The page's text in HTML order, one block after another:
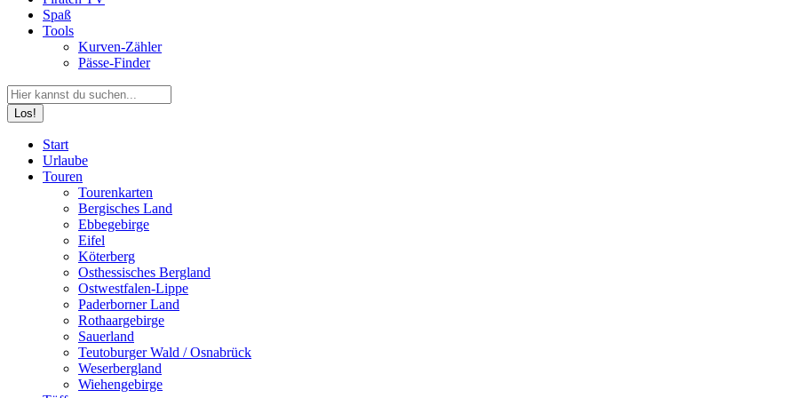
Spaß
Tools
Kurven-Zähler
Pässe-Finder
Search:
page
opens
page
opens
page
opens
Start
Urlaube
Touren
Tourenkarten
Bergisches Land
Ebbegebirge
Eifel
Köterberg
Osthessisches Bergland
Ostwestfalen-Lippe
Paderborner Land
Rothaargebirge
Sauerland
Teutoburger Wald / Osnabrück
Weserbergland
Wiehengebirge